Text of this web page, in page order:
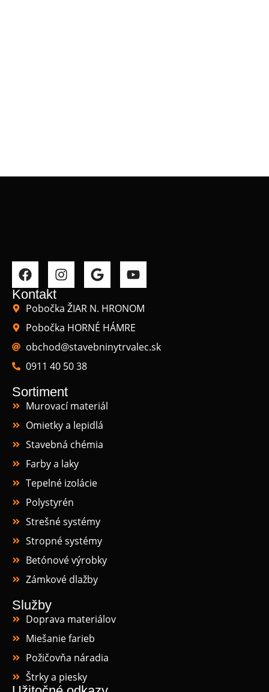
Kontakt
Pobočka ŽIAR N. HRONOM
Pobočka HORNÉ HÁMRE
obchod@stavebninytrvalec.sk
0911 40 50 38
Sortiment
Murovací materiál
Omietky a lepidlá
Stavebná chémia
Farby a laky
Tepelné izolácie
Polystyrén
Strešné systémy
Stropné systémy
Betónové výrobky
Zámkové dlažby
Služby
Doprava materiálov
Miešanie farieb
Požičovňa náradia
Štrky a piesky